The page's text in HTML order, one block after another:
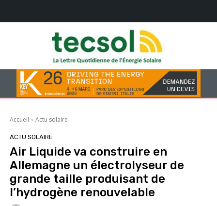
Accueil Actu solaire
ACTU SOLAIRE
Air Liquide va construire en
Allemagne un électrolyseur de
grande taille produisant de
l’hydrogène renouvelable